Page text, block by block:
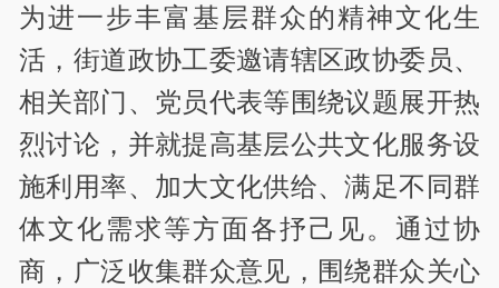
为进一步丰富基层群众的精神文化生
活，街道政协工委邀请辖区政协委员、
相关部门、党员代表等围绕议题展开热
烈讨论，并就提高基层公共文化服务设
施利用率、加大文化供给、满足不同群
体文化需求等方面各抒己见。通过协
商，广泛收集群众意见，围绕群众关心